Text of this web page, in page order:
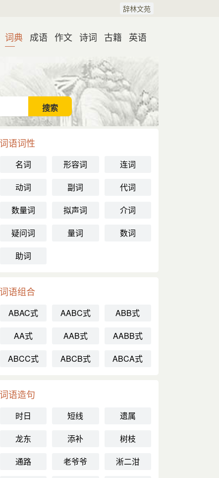
辞林文苑
词典 成语 作文 诗词 古籍 英语
词语词性
名词 形容词
连词
动词
副词
代词
数量词
拟声词
介词
疑问词
量词
数词
助词
词语组合
ABAC式 AABC式
ABB式
AA式
AAB式
AABB式
ABCC式
ABCB式 ABCA式
词语造句
时日 短线
遗属
龙东
添补
树枝
通路
老爷爷
淅二泔